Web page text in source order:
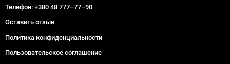
Телефон: +380 48 777–77–90
Оставить отзыв
Политика конфиденциальности
Пользовательское соглашение